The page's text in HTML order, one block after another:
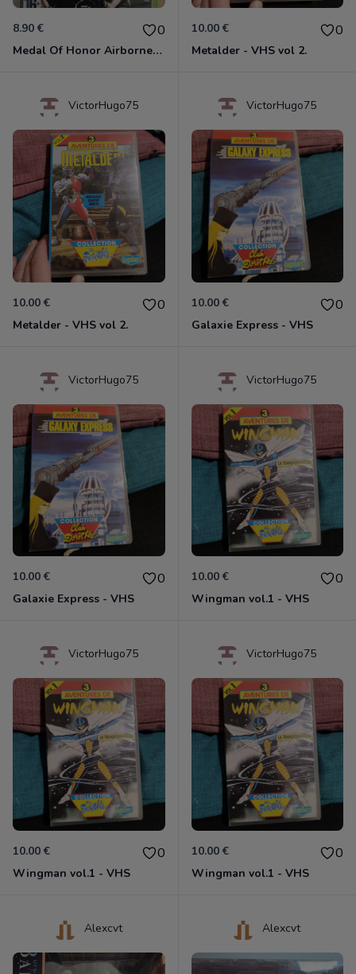
8.90 € 0
Medal Of Honor Airborne Xbox 360
10.00 € 0
Metalder - VHS vol 2.
VictorHugo75
10.00 € 0
Metalder - VHS vol 2.
VictorHugo75
10.00 € 0
Galaxie Express - VHS
VictorHugo75
10.00 € 0
Galaxie Express - VHS
VictorHugo75
10.00 € 0
Wingman vol.1 - VHS
VictorHugo75
10.00 € 0
Wingman vol.1 - VHS
VictorHugo75
10.00 € 0
Wingman vol.1 - VHS
Alexcvt Alexcvt